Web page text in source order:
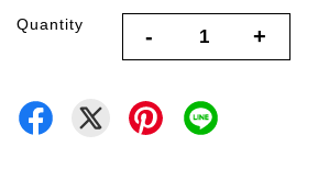
Quantity - +